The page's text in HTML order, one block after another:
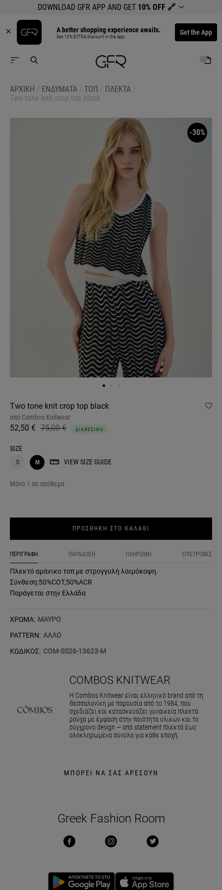
DOWNLOAD GFR APP AND GET 10% OFF 🔗
A better shopping experience awaits.
Get 10% EXTRA discount in the App. Get the App
ΑΡΧΙΚΉ / ΕΝΔΥΜΑΤΑ / ΤΟΠ / ΠΛΕΚΤΑ /
Two tone knit crop top black
-30%
Two tone knit crop top black
από Combos Knitwear
52,50 € 75,00 € ΔΙΑΘΕΣΙΜΟ
SIZE
S M VIEW SIZE GUIDE
Μόνο 1 σε απόθεμα
ΠΡΟΣΘΗΚΗ ΣΤΟ ΚΑΛΑΘΙ
ΠΕΡΙΓΡΑΦΗ ΠΑΡΑΔΟΣΗ ΠΛΗΡΩΜΗ ΕΠΙΣΤΡΟΦΕΣ
Πλεκτό αμάνικο τοπ με στρογγυλή λαιμόκοψη.
Σύνθεση:50%COT,50%ACR
Παράγεται στην Ελλάδα
ΧΡΩΜΑ: ΜΑΥΡΟ
PATTERN: ΑΛΛΟ
ΚΩΔΙΚΟΣ: COM-SS26-13623-M
COMBOS KNITWEAR
Η Combos Knitwear είναι ελληνικό brand από τη
Θεσσαλονίκη με παρουσία από το 1984, που
σχεδιάζει και κατασκευάζει γυναικεία πλεκτά
ρούχα με έμφαση στην ποιότητα υλικών και το
σύγχρονο design — από statement πλεκτά έως
ολοκληρωμένα σύνολα για κάθε εποχή.
ΜΠΟΡΕΙ ΝΑ ΣΑΣ ΑΡΕΣΟΥΝ
Greek Fashion Room